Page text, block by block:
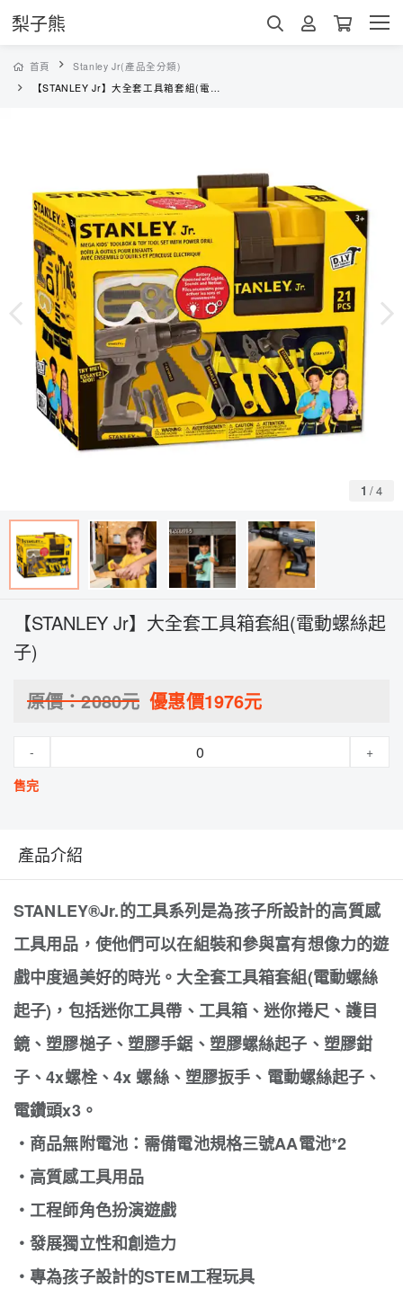
梨子熊
首頁
Stanley Jr(產品全分類)
【STANLEY Jr】大全套工具箱套組(電動螺絲起子)
1 /4
【STANLEY Jr】大全套工具箱套組(電動螺絲起
子)
原價：2080元 優惠價1976元
-
+
售完
產品介紹
STANLEY®Jr.的工具系列是為孩子所設計的高質感
工具用品，使他們可以在組裝和參與富有想像力的遊
戲中度過美好的時光。大全套工具箱套組(電動螺絲
起子)，包括迷你工具帶、工具箱、迷你捲尺、護目
鏡、塑膠槌子、塑膠手鋸、塑膠螺絲起子、塑膠鉗
子、4x螺栓、4x 螺絲、塑膠扳手、電動螺絲起子、
電鑽頭x3。
‧商品無附電池：需備電池規格三號AA電池*2
‧高質感工具用品
‧工程師角色扮演遊戲
‧發展獨立性和創造力
‧專為孩子設計的STEM工程玩具